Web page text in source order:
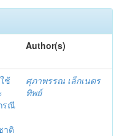
Author(s)
ช้
รณี
าติ
ศุภาพรรณ เล็กเนตร
ทิพย์